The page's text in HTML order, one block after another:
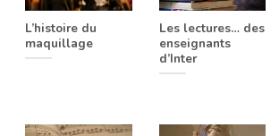
L’histoire du
maquillage
Les lectures… des
enseignants
d’Inter